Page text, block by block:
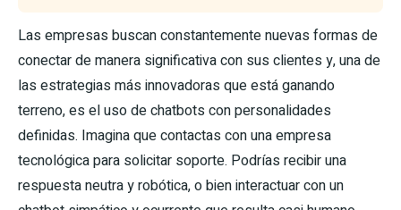
Las empresas buscan constantemente nuevas formas de
conectar de manera significativa con sus clientes y, una de
las estrategias más innovadoras que está ganando
terreno, es el uso de chatbots con personalidades
definidas. Imagina que contactas con una empresa
tecnológica para solicitar soporte. Podrías recibir una
respuesta neutra y robótica, o bien interactuar con un